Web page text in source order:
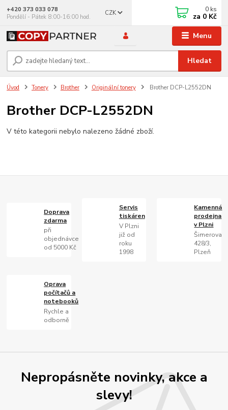
Menu
CZK
Hledat
+420 373 033 078
Pondělí - Pátek 8:00-16:00 hod.
0 ks
za 0 Kč
Úvod Tonery Brother Originální tonery Brother DCP-L2552DN
Brother DCP-L2552DN
V této kategorii nebylo nalezeno žádné zboží.
Doprava
zdarma
při
objednávce
od 5000 Kč
Servis
tiskáren
V Plzni
již od
roku
1998
Kamenná
prodejna
v Plzni
Šimerova
428/3,
Plzeň
Oprava
počítačů a
notebooků
Rychle a
odborně
Nepropásněte novinky, akce a
slevy!